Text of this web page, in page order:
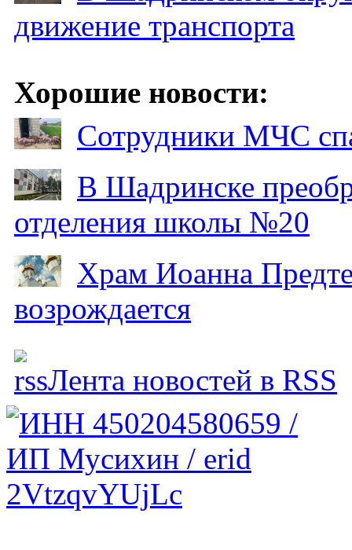
движение транспорта
Хорошие новости:
Сотрудники МЧС
В Шадринске
отделения школы №20
Храм Иоанна
возрождается
Лента новостей в RSS